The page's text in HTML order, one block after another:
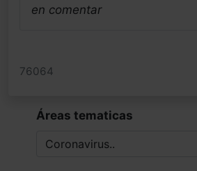
en comentar
76064
Áreas tematicas